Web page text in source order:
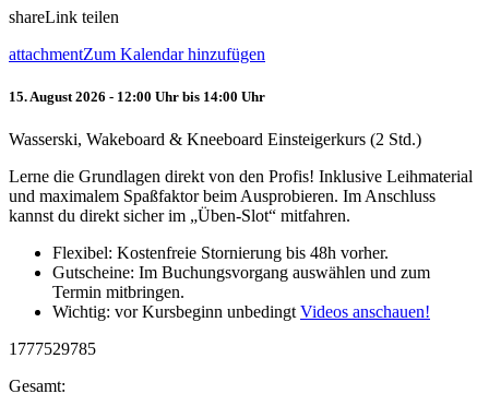
shareLink teilen
attachmentZum Kalendar hinzufügen
15. August 2026 - 12:00 Uhr bis 14:00 Uhr
Wasserski, Wakeboard & Kneeboard Einsteigerkurs (2 Std.)
Lerne die Grundlagen direkt von den Profis! Inklusive Leihmaterial
und maximalem Spaßfaktor beim Ausprobieren. Im Anschluss
kannst du direkt sicher im „Üben-Slot“ mitfahren.
Flexibel: Kostenfreie Stornierung bis 48h vorher.
Gutscheine: Im Buchungsvorgang auswählen und zum
Termin mitbringen.
Wichtig: vor Kursbeginn unbedingt Videos anschauen!
1777529785
Gesamt: